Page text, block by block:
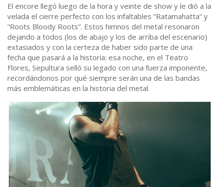
El encore llegó luego de la hora y veinte de show y le dió a la
velada el cierre perfecto con los infaltables “Ratamahatta” y
“Roots Bloody Roots”. Estos himnos del metal resonaron
dejando a todos (los de abajo y los de arriba del escenario)
extasiados y con la certeza de haber sido parte de una
fecha que pasará a la historia: esa noche, en el Teatro
Flores, Sepultura selló su legado con una fuerza imponente,
recordándonos por qué siempre serán una de las bandas
más emblemáticas en la historia del metal.